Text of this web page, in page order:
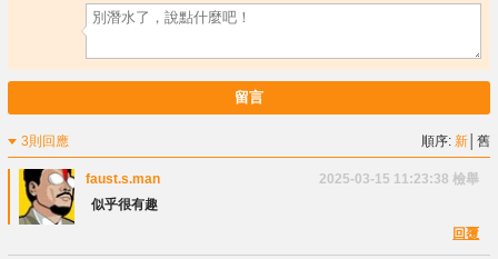
留言
3則回應 順序:新 │舊
faust.s.man 2025-03-15 11:23:38 檢舉
似乎很有趣
回覆